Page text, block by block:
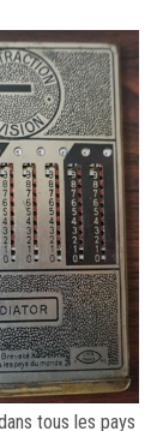
tous les pays